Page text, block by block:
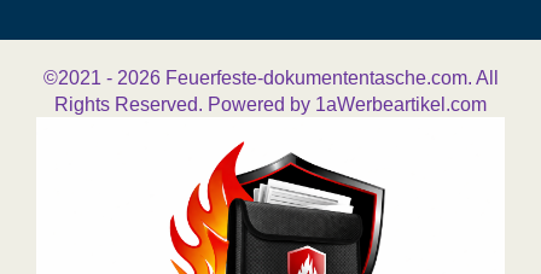
©2021 - 2026 Feuerfeste-dokumententasche.com. All
Rights Reserved. Powered by 1aWerbeartikel.com